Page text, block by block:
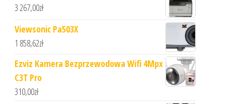
3 267,00zł
Viewsonic Pa503X
1 858,62zł
Ezviz Kamera Bezprzewodowa Wifi 4Mpx
C3T Pro
310,00zł